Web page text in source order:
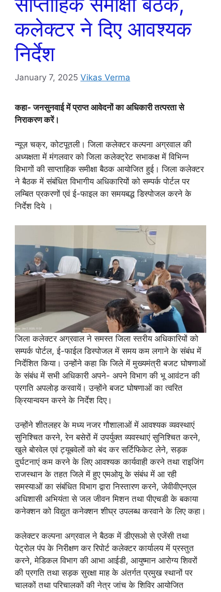
कलेक्टर ने दिए आवश्यक
निर्देश
January 7, 2025 Vikas Verma
कहा- जनसुनवाई में प्राप्त आवेदनों का अधिकारी तत्परता से
निराकरण करें।
न्यूज़ चक्र, कोटपूतली। जिला कलेक्टर कल्पना अग्रवाल की
अध्यक्षता में मंगलवार को जिला कलेक्ट्रेट सभाकक्ष में विभिन्न
विभागों की साप्ताहिक समीक्षा बैठक आयोजित हुई। जिला कलेक्टर
ने बैठक में संबंधित विभागीय अधिकारियों को सम्पर्क पोर्टल पर
लम्बित प्रकरणों एवं ई-फाइल का समयबद्ध डिस्पोजल करने के
निर्देश दिये ।
जिला कलेक्टर अग्रवाल ने समस्त जिला स्तरीय अधिकारियों को
सम्पर्क पोर्टल, ई-फाईल डिस्पोजल में समय कम लगाने के संबंध में
निर्देशित किया। उन्होंने कहा कि जिले में मुख्यमंत्री बजट घोषणाओं
के संबंध में सभी अधिकारी अपने- अपने विभाग की भू आवंटन की
प्रगति अपलोड़ करवायें। उन्होंने बजट घोषणाओं का त्वरित
क्रियान्वयन करने के निर्देश दिए।
उन्होंने शीतलहर के मध्य नजर गौशालाओं में आवश्यक व्यवस्थाएं
सुनिश्चित करने, रेन बसेरों में उपर्युक्त व्यवस्थाएं सुनिश्चित करने,
खुले बोरवेल एवं ट्यूबवेलों को बंद कर सर्टिफिकेट लेने, सड़क
दुर्घटनाएं कम करने के लिए आवश्यक कार्यवाही करने तथा राइजिंग
राजस्थान के तहत जिले में हुए एमओयू के संबंध में आ रही
समस्याओं का संबंधित विभाग द्वारा निस्तारण करने, जेवीवीएनएल
अधिशासी अभियंता से जल जीवन मिशन तथा पीएचडी के बकाया
कनेक्शन को विद्युत कनेक्शन शीघ्र उपलब्ध करवाने के लिए कहा।
कलेक्टर कल्पना अग्रवाल ने बैठक में डीएसओ से एजेंसी तथा
पेट्रोल पंप के निरीक्षण कर रिपोर्ट कलेक्टर कार्यालय में प्रस्तुत
करने, मेडिकल विभाग की आभा आईडी, आयुष्मान आरोग्य शिवरों
की प्रगति तथा सड़क सुरक्षा माह के अंतर्गत प्रमुख स्थानों पर
चालकों तथा परिचालकों की नेत्र जांच के शिविर आयोजित